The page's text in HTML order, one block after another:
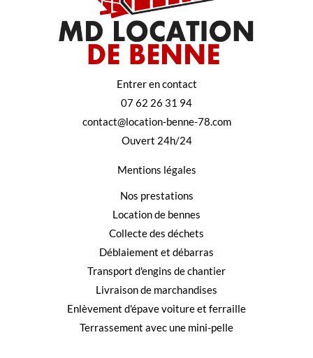
Entrer en contact
07 62 26 31 94
contact@location-benne-78.com
Ouvert 24h/24
Mentions légales
Nos prestations
Location de bennes
Collecte des déchets
Déblaiement et débarras
Transport d'engins de chantier
Livraison de marchandises
Enlèvement d'épave voiture et ferraille
Terrassement avec une mini-pelle